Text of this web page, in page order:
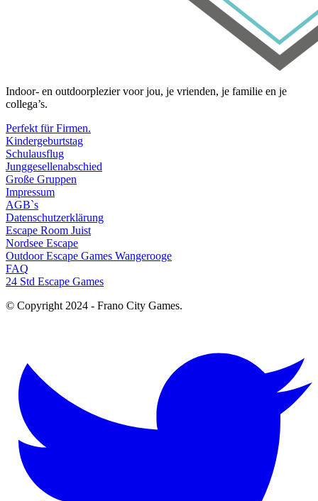
Indoor- en outdoorplezier voor jou, je vrienden, je familie en je
collega’s.
Perfekt für Firmen.
Kindergeburtstag
Schulausflug
Junggesellenabschied
Große Gruppen
Impressum
AGB`s
Datenschutzerklärung
Escape Room Juist
Nordsee Escape
Outdoor Escape Games Wangerooge
FAQ
24 Std Escape Games
© Copyright 2024 - Frano City Games.